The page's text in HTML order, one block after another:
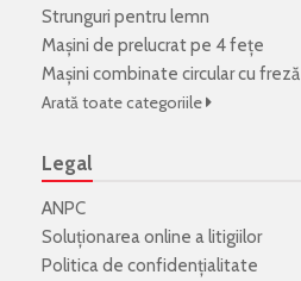
Strunguri pentru lemn
Mașini de prelucrat pe 4 fețe
Mașini combinate circular cu freză
Arată toate categoriile
Legal
ANPC
Soluționarea online a litigiilor
Politica de confidenţialitate